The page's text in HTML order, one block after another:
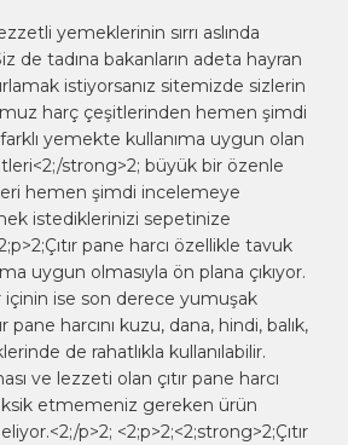
yemeklerinin sırrı aslında
de tadına bakanların adeta hayran
istiyorsanız sitemizde sizlerin
harç çeşitlerinden hemen şimdi
yemekte kullanıma uygun olan
strong>2; büyük bir özenle
hemen şimdi incelemeye
istediklerinizi sepetinize
pane harcı özellikle tavuk
uygun olmasıyla ön plana çıkıyor.
içinin ise son derece yumuşak
pane harcını kuzu, dana, hindi, balık,
de rahatlıkla kullanılabilir.
ve lezzeti olan çıtır pane harcı
etmemeniz gereken ürün
p>2; <2;p>2;<2;strong>2;Çıtır